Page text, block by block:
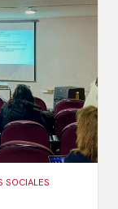
SOCIALES